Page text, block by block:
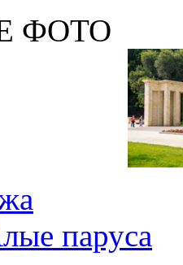
ФОТО
паруса